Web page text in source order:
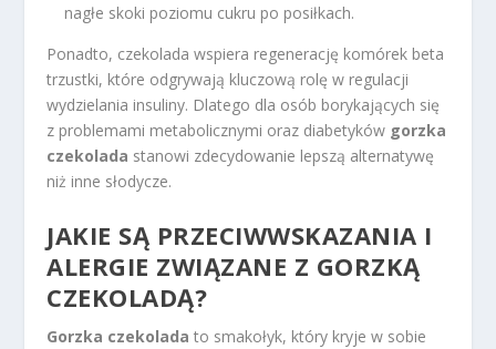
nagłe skoki poziomu cukru po posiłkach.
Ponadto, czekolada wspiera regenerację komórek beta
trzustki, które odgrywają kluczową rolę w regulacji
wydzielania insuliny. Dlatego dla osób borykających się
z problemami metabolicznymi oraz diabetyków gorzka
czekolada stanowi zdecydowanie lepszą alternatywę
niż inne słodycze.
JAKIE SĄ PRZECIWWSKAZANIA I
ALERGIE ZWIĄZANE Z GORZKĄ
CZEKOLADĄ?
Gorzka czekolada to smakołyk, który kryje w sobie